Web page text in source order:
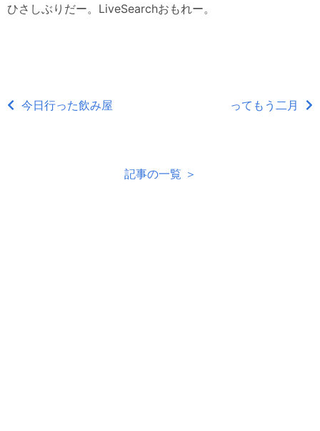
ひさしぶりだー。LiveSearchおもれー。
今日行った飲み屋 ってもう二月
記事の一覧 ＞